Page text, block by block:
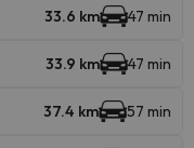
33.6 km 47 min
33.9 km 47 min
37.4 km 57 min